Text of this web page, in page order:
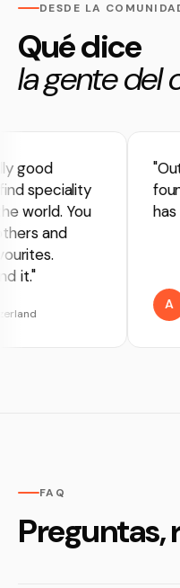
DESDE LA
Qué dice
la gente del
good
speciality
world. You
and
it."
has
A
FAQ
Preguntas,